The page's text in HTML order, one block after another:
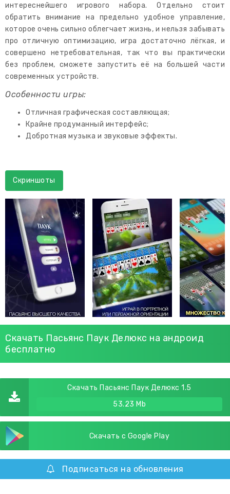
интереснейшего игрового набора. Отдельно стоит
обратить внимание на предельно удобное управление,
которое очень сильно облегчает жизнь, и нельзя забывать
про отличную оптимизацию, игра достаточно лёгкая, и
совершено нетребовательная, так что вы практически
без проблем, сможете запустить её на большей части
современных устройств.
Особенности игры:
Отличная графическая составляющая;
Крайне продуманный интерфейс;
Добротная музыка и звуковые эффекты.
Скриншоты
Скачать Пасьянс Паук Делюкс на андроид
бесплатно
Скачать Пасьянс Паук Делюкс 1.5
53.23 Mb
Скачать с Google Play
Подписаться на обновления